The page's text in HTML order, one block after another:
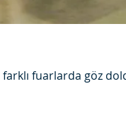
fuarlarda göz